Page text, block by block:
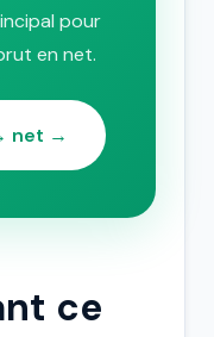
pour
en net.
net →
ce